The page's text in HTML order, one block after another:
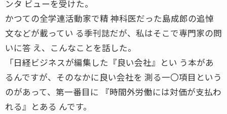
ンタ ビューを受けた。
かつての全学連活動家で精 神科医だった島成郎の追悼
文などが載ってい る季刊誌だが、私はそこで専門家の問
いに答 え、こんなことを話した。
「日経ビジネスが編集した『良い会社』とい う本があ
るんですが、そのなかに良い会社を 測る一〇項目という
のがあって、第一番目に 『時間外労働には対価が支払わ
れる』とある んです。